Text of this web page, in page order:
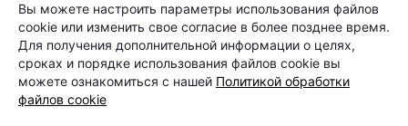
выглядит и правда
ничего так.
Вы можете настроить параметры использования файлов
cookie или изменить свое согласие в более позднее время.
Для получения дополнительной информации о целях,
сроках и порядке использования файлов cookie вы
можете ознакомиться с нашей Политикой обработки
файлов cookie